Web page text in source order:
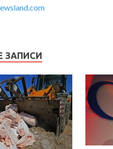
ЗАПИСИ